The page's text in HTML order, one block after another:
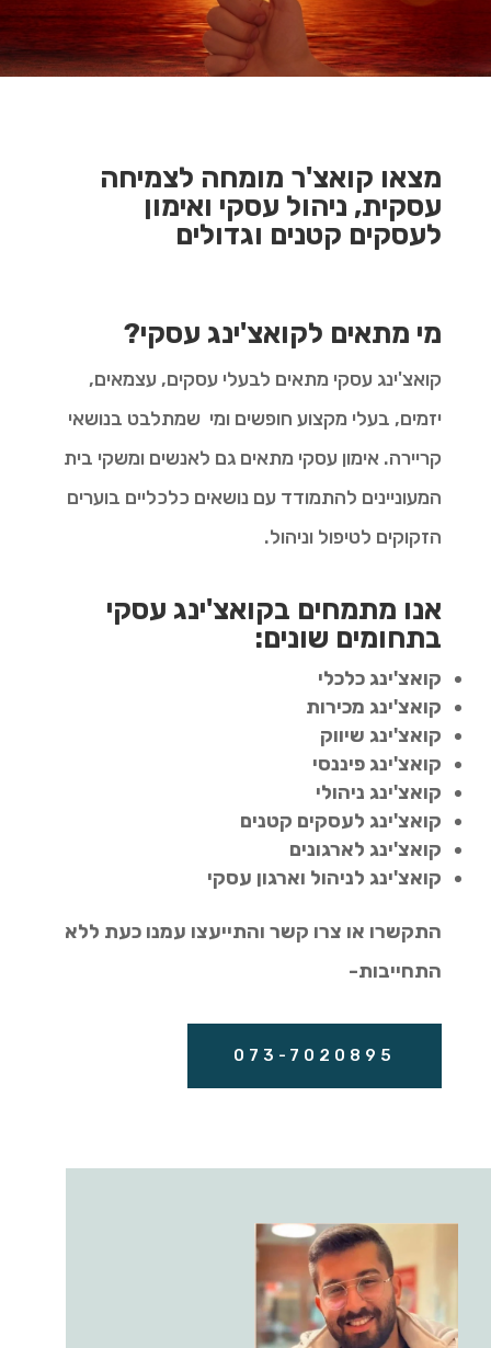
מצאו קואצ'ר מומחה לצמיחה
עסקית, ניהול עסקי ואימון
לעסקים קטנים וגדולים
מי מתאים לקואצ'ינג עסקי?
קואצ'ינג עסקי מתאים לבעלי עסקים, עצמאים,
יזמים, בעלי מקצוע חופשים ומי שמתלבט בנושאי
קריירה. אימון עסקי מתאים גם לאנשים ומשקי בית
המעוניינים להתמודד עם נושאים כלכליים בוערים
הזקוקים לטיפול וניהול.
אנו מתמחים בקואצ'ינג עסקי
בתחומים שונים:
קואצ'ינג כלכלי
קואצ'ינג מכירות
קואצ'ינג שיווק
קואצ'ינג פיננסי
קואצ'ינג ניהולי
קואצ'ינג לעסקים קטנים
קואצ'ינג לארגונים
קואצ'ינג לניהול וארגון עסקי
התקשרו או צרו קשר והתייעצו עמנו כעת ללא
התחייבות-
073-7020895